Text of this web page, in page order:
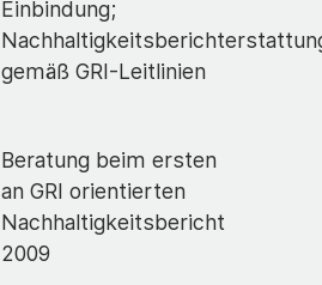
Einbindung;
gemäß GRI-Leitlinien
Beratung beim ersten
an GRI orientierten
Nachhaltigkeitsbericht
2009